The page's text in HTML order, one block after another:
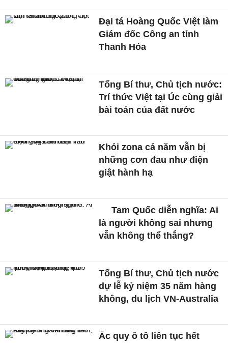
Đại tá Hoàng Quốc Việt làm
Giám đốc Công an tỉnh
Thanh Hóa
Tổng Bí thư, Chủ tịch nước:
Trí thức Việt tại Úc cùng giải
bài toán của đất nước
Khỏi zona cả năm vẫn bị
những cơn đau như điện
giật hành hạ
Tam Quốc diễn nghĩa: Ai
là người không sai nhưng
vẫn không thể thắng?
Tổng Bí thư, Chủ tịch nước
dự lễ kỷ niệm 35 năm hàng
không, du lịch VN-Australia
Ắc quy ô tô liên tục hết